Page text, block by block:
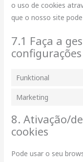
o uso de cookies
que o nosso site
7.1 Faça a
Funktional
Marketing
8. Ativação/
cookies
Pode usar o seu